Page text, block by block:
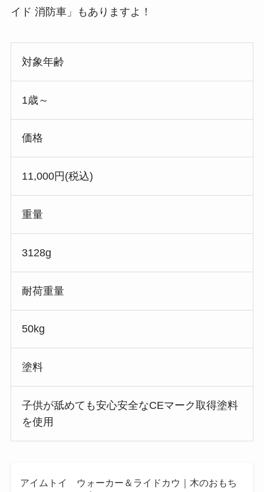
イド 消防車」もありますよ！
対象年齢
1歳～
価格
11,000円(税込)
重量
3128g
耐荷重量
50kg
塗料
子供が舐めても安心安全なCEマーク取得塗料
を使用
アイムトイ ウォーカー＆ライドカウ｜木のおもち